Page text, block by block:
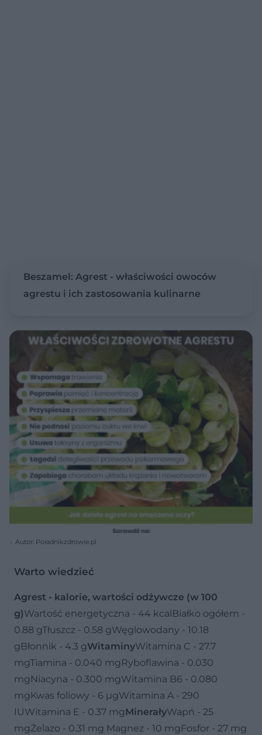
Beszamel: Agrest - właściwości owoców
agrestu i ich zastosowania kulinarne
Autor: Poradnikzdrowie.pl
Warto wiedzieć
Agrest - kalorie, wartości odżywcze (w 100
g)Wartość energetyczna - 44 kcalBiałko ogółem -
0.88 gTłuszcz - 0.58 gWęglowodany - 10.18
gBłonnik - 4.3 gWitaminyWitamina C - 27.7
mgTiamina - 0.040 mgRyboflawina - 0.030
mgNiacyna - 0.300 mgWitamina B6 - 0.080
mgKwas foliowy - 6 µgWitamina A - 290
IUWitamina E - 0.37 mg MinerałyWapń - 25
mgŻelazo - 0.31 mg Magnez - 10 mgFosfor - 27 mg